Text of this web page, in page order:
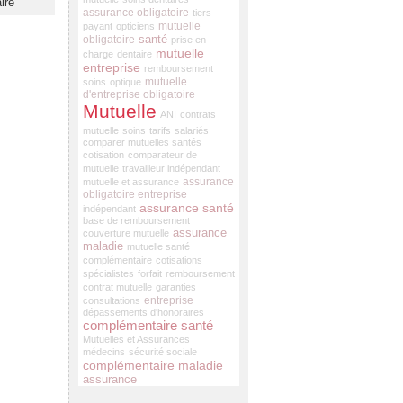
assurance obligatoire tiers
payant opticiens mutuelle
obligatoire santé prise en
charge dentaire mutuelle
entreprise remboursement
soins optique mutuelle
d'entreprise obligatoire
Mutuelle ANI contrats
mutuelle soins tarifs salariés
comparer mutuelles santés
cotisation comparateur de
mutuelle travailleur indépendant
mutuelle et assurance assurance
obligatoire entreprise
indépendant assurance santé
base de remboursement
couverture mutuelle assurance
maladie mutuelle santé
complémentaire cotisations
spécialistes forfait remboursement
contrat mutuelle garanties
consultations entreprise
dépassements d'honoraires
complémentaire santé
Mutuelles et Assurances
médecins sécurité sociale
complémentaire maladie
assurance